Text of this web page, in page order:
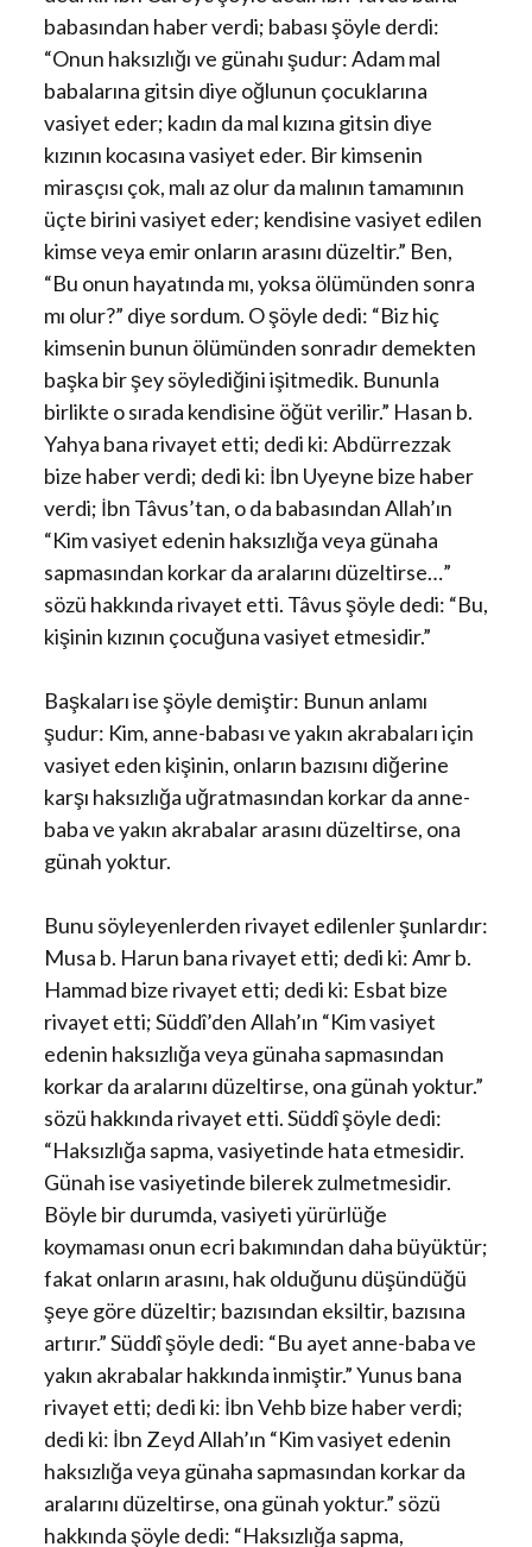
babasından haber verdi; babası şöyle derdi:
“Onun haksızlığı ve günahı şudur: Adam mal
babalarına gitsin diye oğlunun çocuklarına
vasiyet eder; kadın da mal kızına gitsin diye
kızının kocasına vasiyet eder. Bir kimsenin
mirasçısı çok, malı az olur da malının tamamının
üçte birini vasiyet eder; kendisine vasiyet edilen
kimse veya emir onların arasını düzeltir.” Ben,
“Bu onun hayatında mı, yoksa ölümünden sonra
mı olur?” diye sordum. O şöyle dedi: “Biz hiç
kimsenin bunun ölümünden sonradır demekten
başka bir şey söylediğini işitmedik. Bununla
birlikte o sırada kendisine öğüt verilir.” Hasan b.
Yahya bana rivayet etti; dedi ki: Abdürrezzak
bize haber verdi; dedi ki: İbn Uyeyne bize haber
verdi; İbn Tâvus’tan, o da babasından Allah’ın
“Kim vasiyet edenin haksızlığa veya günaha
sapmasından korkar da aralarını düzeltirse…”
sözü hakkında rivayet etti. Tâvus şöyle dedi: “Bu,
kişinin kızının çocuğuna vasiyet etmesidir.”
Başkaları ise şöyle demiştir: Bunun anlamı
şudur: Kim, anne-babası ve yakın akrabaları için
vasiyet eden kişinin, onların bazısını diğerine
karşı haksızlığa uğratmasından korkar da anne-
baba ve yakın akrabalar arasını düzeltirse, ona
günah yoktur.
Bunu söyleyenlerden rivayet edilenler şunlardır:
Musa b. Harun bana rivayet etti; dedi ki: Amr b.
Hammad bize rivayet etti; dedi ki: Esbat bize
rivayet etti; Süddî’den Allah’ın “Kim vasiyet
edenin haksızlığa veya günaha sapmasından
korkar da aralarını düzeltirse, ona günah yoktur.”
sözü hakkında rivayet etti. Süddî şöyle dedi:
“Haksızlığa sapma, vasiyetinde hata etmesidir.
Günah ise vasiyetinde bilerek zulmetmesidir.
Böyle bir durumda, vasiyeti yürürlüğe
koymaması onun ecri bakımından daha büyüktür;
fakat onların arasını, hak olduğunu düşündüğü
şeye göre düzeltir; bazısından eksiltir, bazısına
artırır.” Süddî şöyle dedi: “Bu ayet anne-baba ve
yakın akrabalar hakkında inmiştir.” Yunus bana
rivayet etti; dedi ki: İbn Vehb bize haber verdi;
dedi ki: İbn Zeyd Allah’ın “Kim vasiyet edenin
haksızlığa veya günaha sapmasından korkar da
aralarını düzeltirse, ona günah yoktur.” sözü
hakkında şöyle dedi: “Haksızlığa sapma,